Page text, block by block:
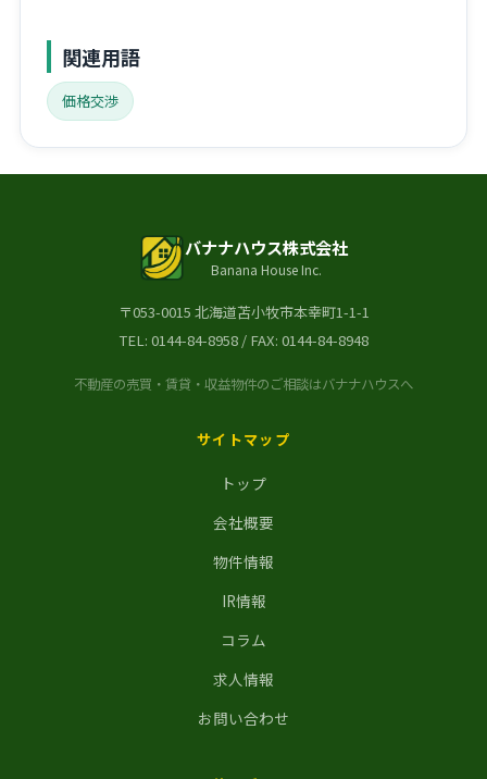
関連用語
価格交渉
バナナハウス株式会社
Banana House Inc.
〒053-0015 北海道苫小牧市本幸町1-1-1
TEL: 0144-84-8958 / FAX: 0144-84-8948
不動産の売買・賃貸・収益物件のご相談はバナナハウスへ
サイトマップ
トップ
会社概要
物件情報
IR情報
コラム
求人情報
お問い合わせ